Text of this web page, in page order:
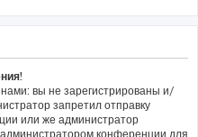
вы не зарегистрированы и/
запретил отправку
или же администратор
конференции для